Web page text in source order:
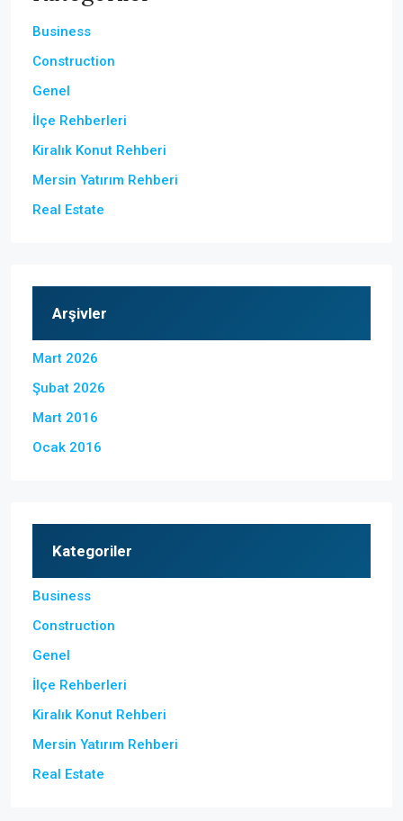
Business
Construction
Genel
İlçe Rehberleri
Kiralık Konut Rehberi
Mersin Yatırım Rehberi
Real Estate
Arşivler
Mart 2026
Şubat 2026
Mart 2016
Ocak 2016
Kategoriler
Business
Construction
Genel
İlçe Rehberleri
Kiralık Konut Rehberi
Mersin Yatırım Rehberi
Real Estate